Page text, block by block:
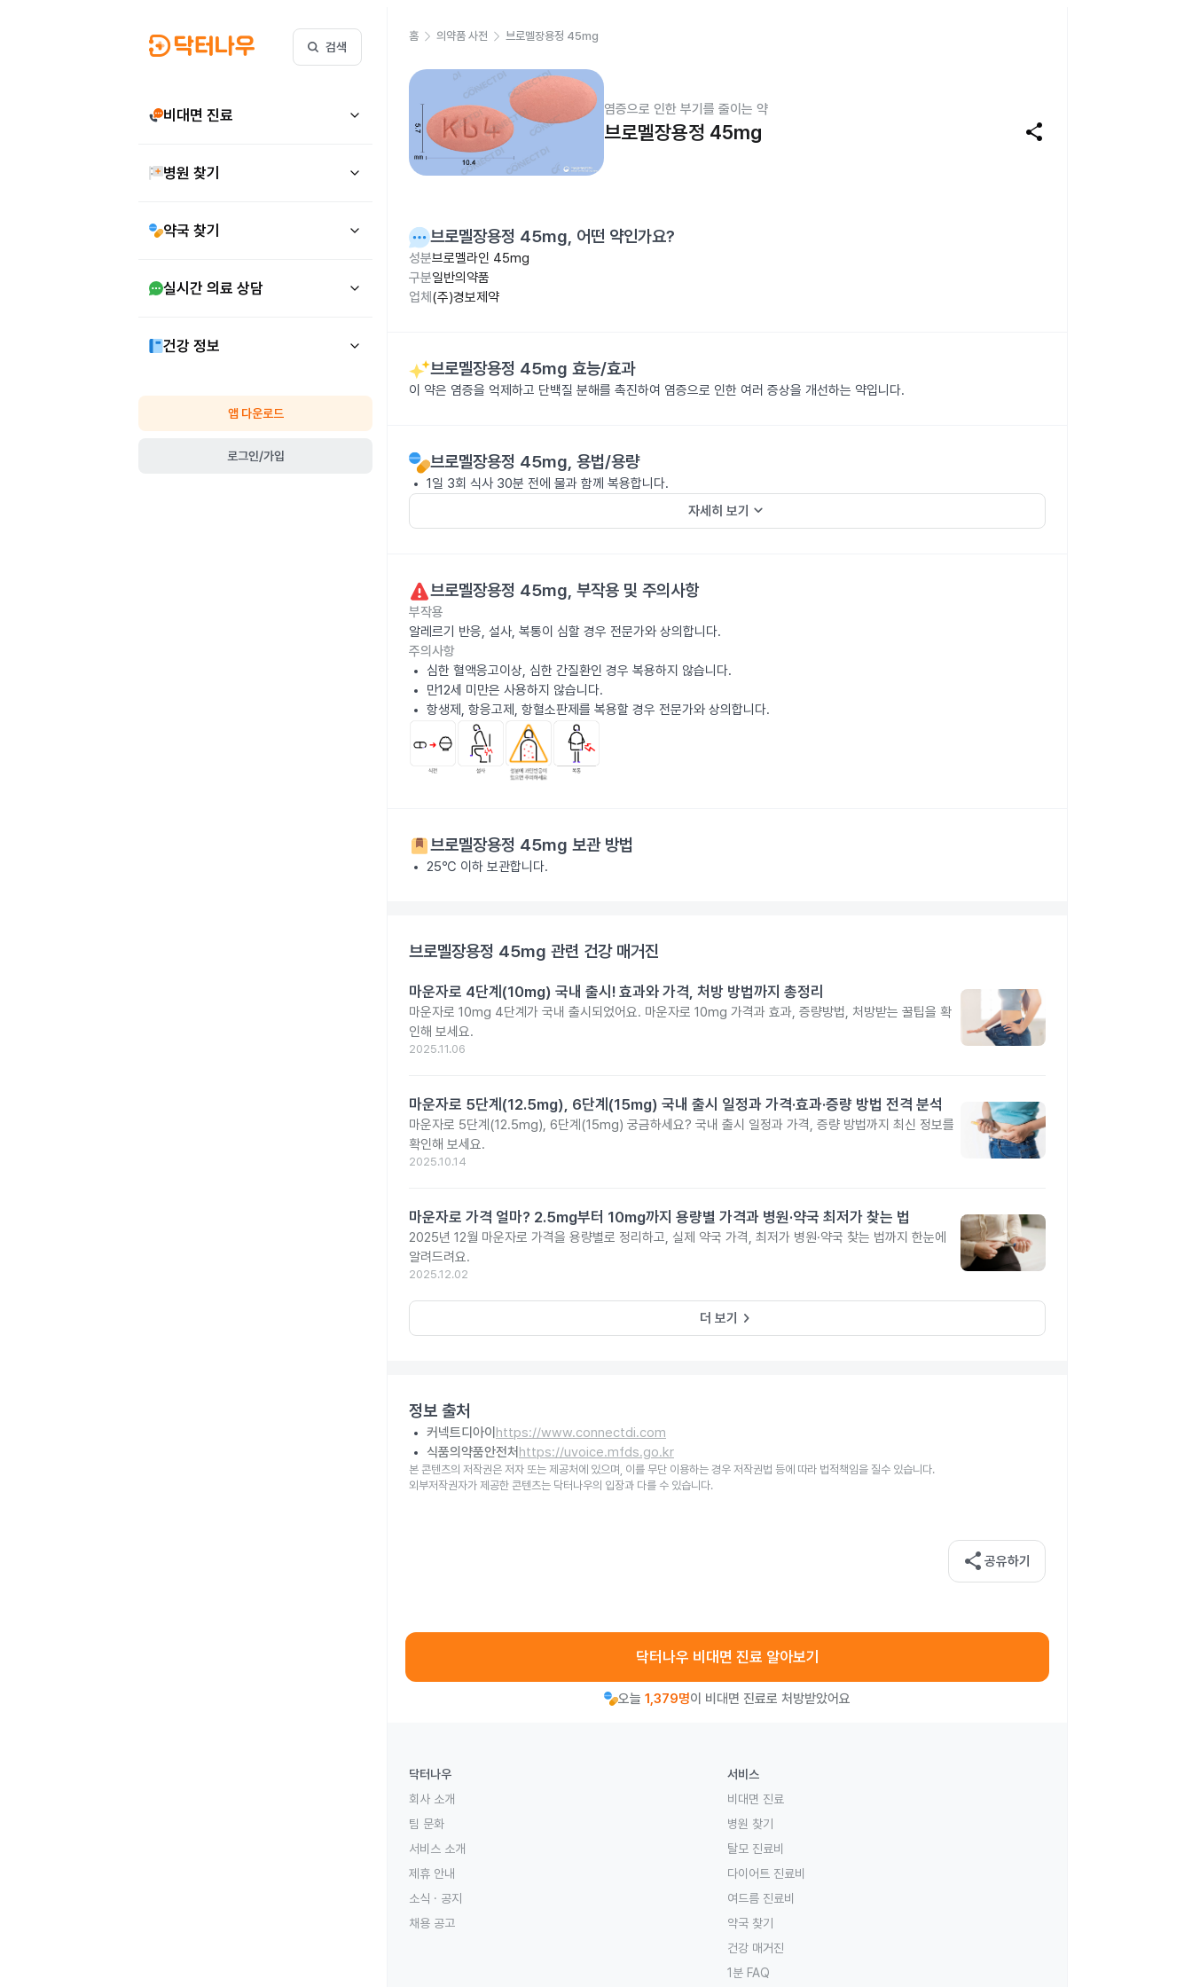
검색
비대면 진료
병원 찾기
약국 찾기
실시간 의료 상담
건강 정보
앱 다운로드
로그인/가입
홈 의약품 사전 브로멜장용정 45mg
염증으로 인한 부기를 줄이는 약
브로멜장용정 45mg share
브로멜장용정 45mg, 어떤 약인가요?
성분브로멜라인 45mg
구분일반의약품
업체 (주)경보제약
브로멜장용정 45mg 효능/효과
이 약은 염증을 억제하고 단백질 분해를 촉진하여 염증으로 인한 여러 증상을 개선하는 약입니다.
브로멜장용정 45mg, 용법/용량
1일 3회 식사 30분 전에 물과 함께 복용합니다.
자세히 보기 keyboard_arrow_down
브로멜장용정 45mg, 부작용 및 주의사항
부작용
알레르기 반응, 설사, 복통이 심할 경우 전문가와 상의합니다.
주의사항
심한 혈액응고이상, 심한 간질환인 경우 복용하지 않습니다.
만12세 미만은 사용하지 않습니다.
항생제, 항응고제, 항혈소판제를 복용할 경우 전문가와 상의합니다.
브로멜장용정 45mg 보관 방법
25℃ 이하 보관합니다.
브로멜장용정 45mg 관련 건강 매거진
마운자로 4단계(10mg) 국내 출시! 효과와 가격, 처방 방법까지 총정리
마운자로 10mg 4단계가 국내 출시되었어요. 마운자로 10mg 가격과 효과, 증량방법, 처방받는 꿀팁을 확
인해 보세요.
2025.11.06
마운자로 5단계(12.5mg), 6단계(15mg) 국내 출시 일정과 가격·효과·증량 방법 전격 분석
마운자로 5단계(12.5mg), 6단계(15mg) 궁금하세요? 국내 출시 일정과 가격, 증량 방법까지 최신 정보를
확인해 보세요.
2025.10.14
마운자로 가격 얼마? 2.5mg부터 10mg까지 용량별 가격과 병원·약국 최저가 찾는 법
2025년 12월 마운자로 가격을 용량별로 정리하고, 실제 약국 가격, 최저가 병원·약국 찾는 법까지 한눈에
알려드려요.
2025.12.02
더 보기 keyboard_arrow_right
정보 출처
커넥트디아이 https://www.connectdi.com
식품의약품안전처 https://uvoice.mfds.go.kr
본 콘텐츠의 저작권은 저자 또는 제공처에 있으며, 이를 무단 이용하는 경우 저작권법 등에 따라 법적책임을 질수 있습니다.
외부저작권자가 제공한 콘텐츠는 닥터나우의 입장과 다를 수 있습니다.
share 공유하기
닥터나우 비대면 진료 알아보기
오늘 1,379명이 비대면 진료로 처방받았어요
닥터나우
회사 소개
팀 문화
서비스 소개
제휴 안내
소식 · 공지
채용 공고
서비스
비대면 진료
병원 찾기
탈모 진료비
다이어트 진료비
여드름 진료비
약국 찾기
건강 매거진
1분 FAQ